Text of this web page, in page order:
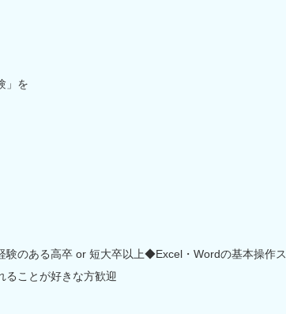
」を
験のある高卒 or 短大卒以上◆Excel・Wordの基本操作ス
ことが好きな方歓迎